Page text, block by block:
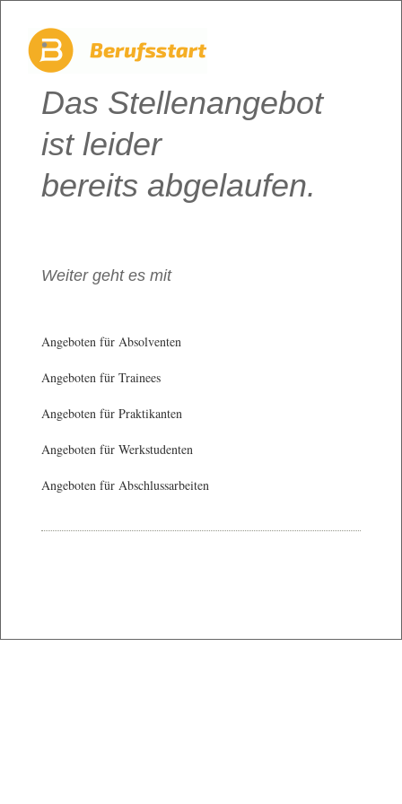
Das Stellenangebot
ist leider
bereits abgelaufen.
Weiter geht es mit
Angeboten für Absolventen
Angeboten für Trainees
Angeboten für Praktikanten
Angeboten für Werkstudenten
Angeboten für Abschlussarbeiten